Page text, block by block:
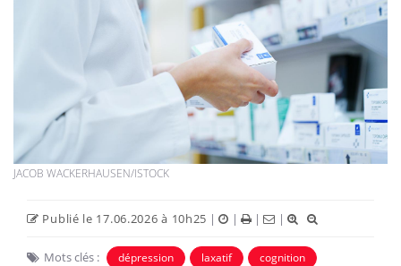
JACOB WACKERHAUSEN/ISTOCK
Publié le 17.06.2026 à 10h25 | | | |
Mots clés : dépression laxatif cognition